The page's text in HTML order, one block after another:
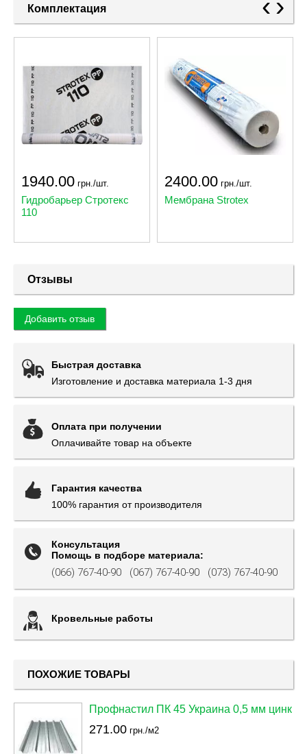
Комплектация
1940.00 грн./шт.
Гидробарьер Стротекс
110
2400.00 грн./шт.
Мембрана Strotex
Отзывы
Добавить отзыв
Быстрая доставка
Изготовление и доставка материала 1-3 дня
Оплата при получении
Оплачивайте товар на объекте
Гарантия качества
100% гарантия от производителя
Консультация
Помощь в подборе материала:
(066) 767-40-90 (067) 767-40-90 (073) 767-40-90
Кровельные работы
ПОХОЖИЕ ТОВАРЫ
Профнастил ПК 45 Украина 0,5 мм цинк
271.00 грн./м2